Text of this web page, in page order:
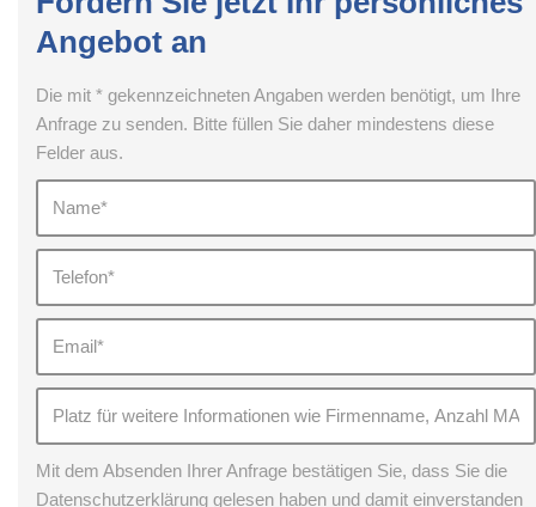
Angebot an
Die mit * gekennzeichneten Angaben werden benötigt, um Ihre
Anfrage zu senden. Bitte füllen Sie daher mindestens diese
Felder aus.
Mit dem Absenden Ihrer Anfrage bestätigen Sie, dass Sie die
Datenschutzerklärung gelesen haben und damit einverstanden